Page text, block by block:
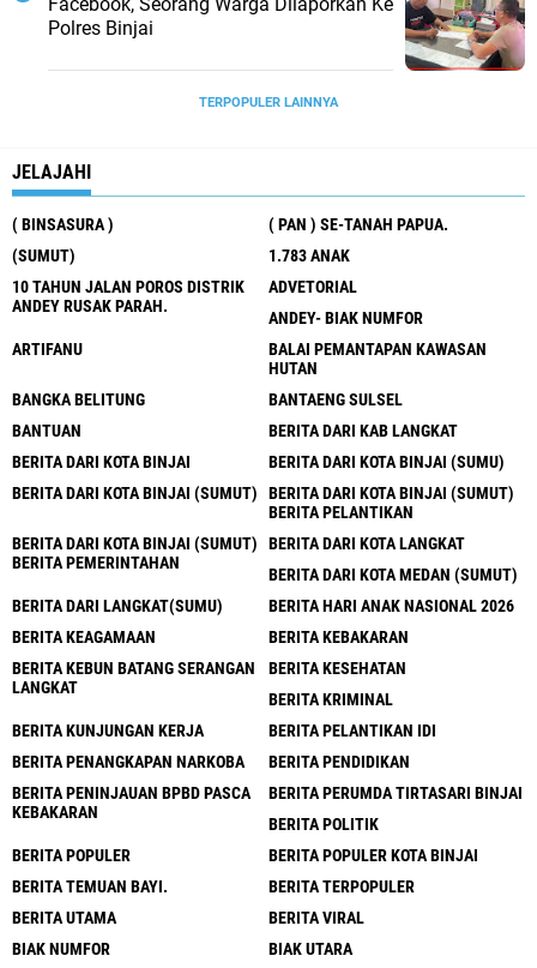
Polres Binjai
TERPOPULER LAINNYA
JELAJAHI
( BINSASURA )
( PAN ) SE-TANAH PAPUA.
(SUMUT)
1.783 ANAK
10 TAHUN JALAN POROS DISTRIK
ANDEY RUSAK PARAH.
ADVETORIAL
ANDEY- BIAK NUMFOR
ARTIFANU
BALAI PEMANTAPAN KAWASAN
HUTAN
BANGKA BELITUNG
BANTAENG SULSEL
BANTUAN
BERITA DARI KAB LANGKAT
BERITA DARI KOTA BINJAI
BERITA DARI KOTA BINJAI (SUMU)
BERITA DARI KOTA BINJAI (SUMUT)
BERITA DARI KOTA BINJAI (SUMUT)
BERITA PELANTIKAN
BERITA DARI KOTA BINJAI (SUMUT)
BERITA PEMERINTAHAN
BERITA DARI KOTA LANGKAT
BERITA DARI KOTA MEDAN (SUMUT)
BERITA DARI LANGKAT(SUMU)
BERITA HARI ANAK NASIONAL 2026
BERITA KEAGAMAAN
BERITA KEBAKARAN
BERITA KEBUN BATANG SERANGAN
LANGKAT
BERITA KESEHATAN
BERITA KRIMINAL
BERITA KUNJUNGAN KERJA
BERITA PELANTIKAN IDI
BERITA PENANGKAPAN NARKOBA
BERITA PENDIDIKAN
BERITA PENINJAUAN BPBD PASCA
KEBAKARAN
BERITA PERUMDA TIRTASARI BINJAI
BERITA POLITIK
BERITA POPULER
BERITA POPULER KOTA BINJAI
BERITA TEMUAN BAYI.
BERITA TERPOPULER
BERITA UTAMA
BERITA VIRAL
BIAK NUMFOR
BIAK UTARA